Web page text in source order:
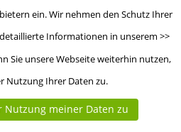
ein. Wir nehmen den Schutz Ihrer
Informationen in unserem >>
Sie unsere Webseite weiterhin nutzen,
Nutzung Ihrer Daten zu.
Nutzung meiner Daten zu